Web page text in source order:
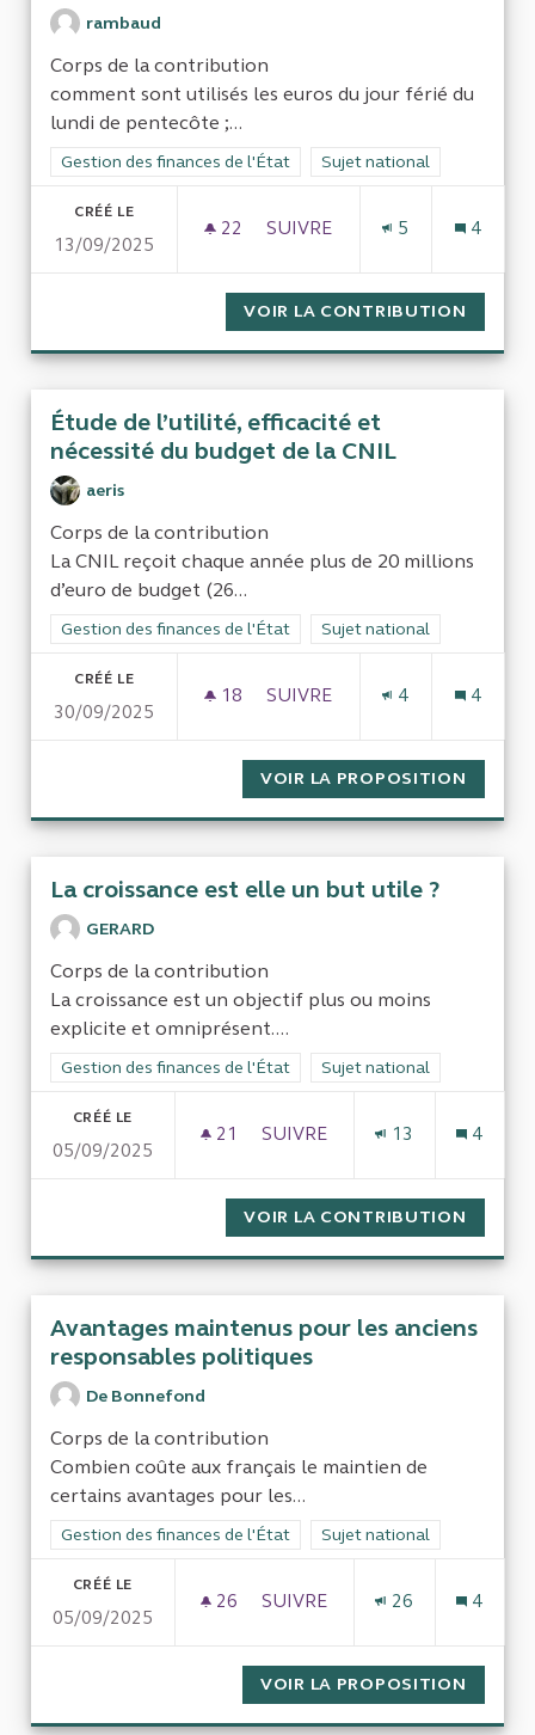
rambaud
Corps de la contribution
comment sont utilisés les euros du jour férié du
lundi de pentecôte ;...
Filtrer les résultats de la catégorie : Gestion des finances de
Gestion des finances de l'État Filtrer les résultats pour le
Sujet national
CRÉÉ LE
13/09/2025
22 22 ABONNÉS
SUIVRE
5 4
VOIR LA CONTRIBUTION
Étude de l’utilité, efficacité et
nécessité du budget de la CNIL
aeris
Corps de la contribution
La CNIL reçoit chaque année plus de 20 millions
d’euro de budget (26...
Filtrer les résultats de la catégorie : Gestion des finances de
Gestion des finances de l'État Filtrer les résultats pour le
Sujet national
CRÉÉ LE
30/09/2025
18 18 ABONNÉS
SUIVRE
4 4
VOIR LA PROPOSITION
La croissance est elle un but utile ?
GERARD
Corps de la contribution
La croissance est un objectif plus ou moins
explicite et omniprésent....
Filtrer les résultats de la catégorie : Gestion des finances de
Gestion des finances de l'État Filtrer les résultats pour le
Sujet national
CRÉÉ LE
05/09/2025
21 21 ABONNÉS
SUIVRE
13 4
VOIR LA CONTRIBUTION
Avantages maintenus pour les anciens
responsables politiques
De Bonnefond
Corps de la contribution
Combien coûte aux français le maintien de
certains avantages pour les...
Filtrer les résultats de la catégorie : Gestion des finances de
Gestion des finances de l'État Filtrer les résultats pour le
Sujet national
CRÉÉ LE
05/09/2025
26 26 ABONNÉS
SUIVRE
26 4
VOIR LA PROPOSITION